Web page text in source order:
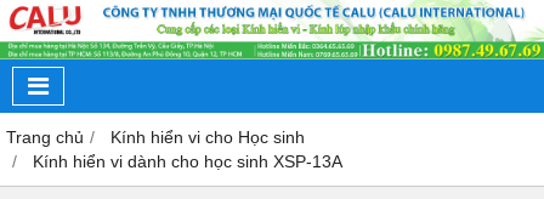
Trang chủ
Kính hiển vi cho Học sinh
Kính hiển vi dành cho học sinh XSP-13A